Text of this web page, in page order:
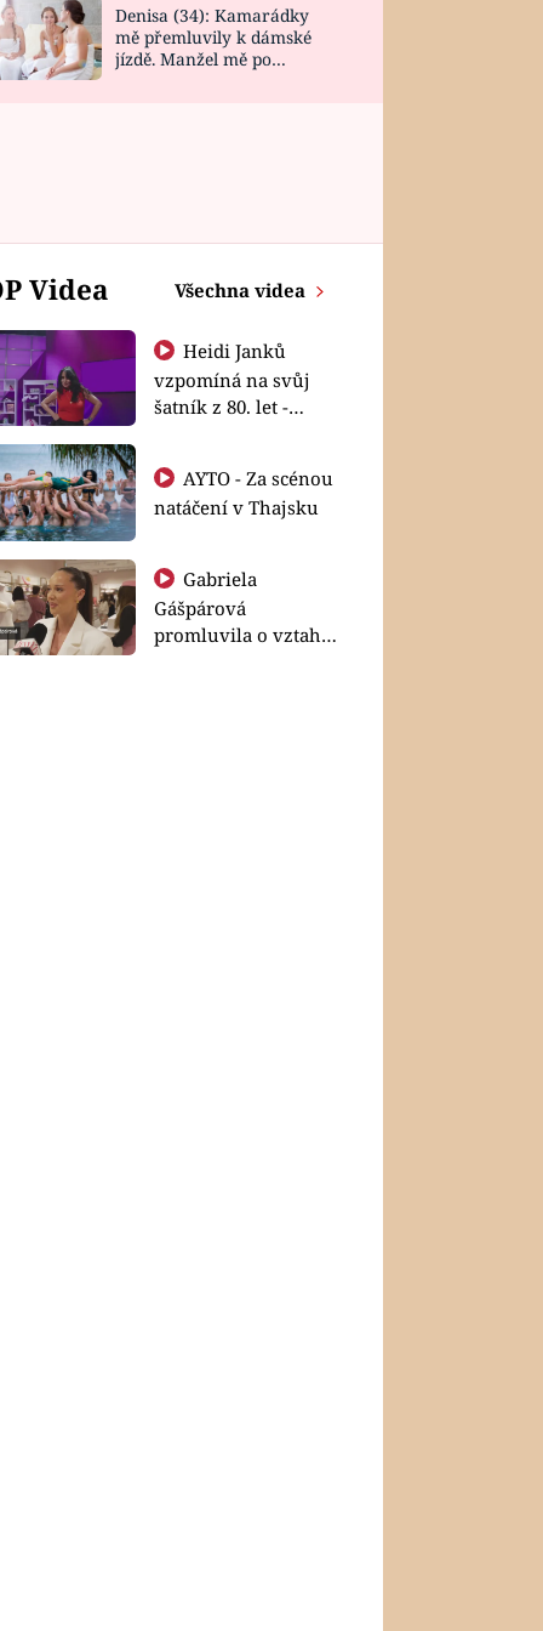
Denisa (34): Kamarádky
mě přemluvily k dámské
jízdě. Manžel mě po
Videa Všechna videa
Heidi Janků
vzpomíná na svůj
šatník z 80. let -
natáčení v Thajsku
Gabriela
Gášpárová
promluvila o vztahu